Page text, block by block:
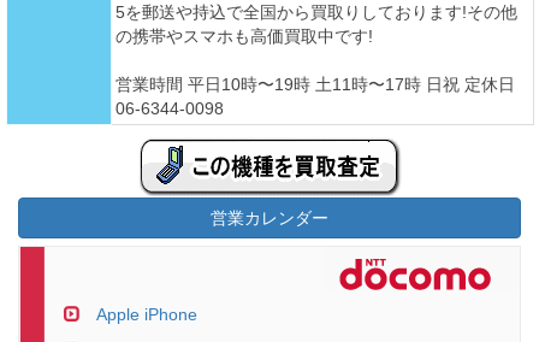
5を郵送や持込で全国から買取りしております!その他
の携帯やスマホも高価買取中です!
営業時間 平日10時〜19時 土11時〜17時 日祝 定休日
06-6344-0098
営業カレンダー
Apple iPhone